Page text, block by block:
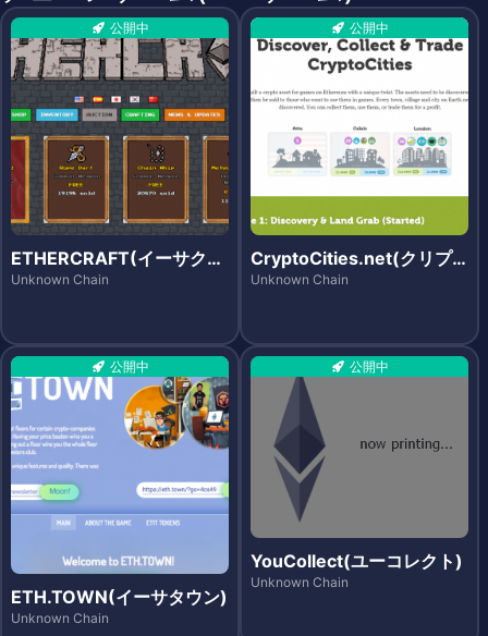
公開中
ETHERCRAFT(イーサクラ
フト)
Unknown Chain
公開中
CryptoCities.net(クリプ
トシティーズ)
Unknown Chain
公開中
ETH.TOWN(イーサタウン)
Unknown Chain
公開中
YouCollect(ユーコレクト)
Unknown Chain